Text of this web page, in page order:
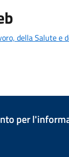
della Salute e
per